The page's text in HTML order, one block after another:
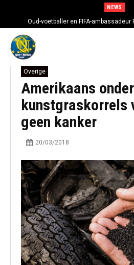
NEWS
Oud-voetballer en FIFA-
Overige
Amerikaans
kunstgraskorrels
geen kanker
20/03/2018